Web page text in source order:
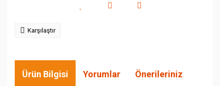
Karşılaştır
Ürün Bilgisi Yorumlar Önerileriniz